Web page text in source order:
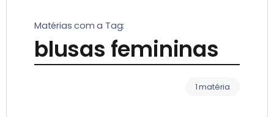
Matérias com a Tag:
blusas femininas
1 matéria